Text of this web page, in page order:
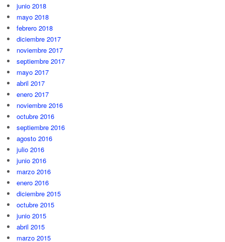
junio 2018
mayo 2018
febrero 2018
diciembre 2017
noviembre 2017
septiembre 2017
mayo 2017
abril 2017
enero 2017
noviembre 2016
octubre 2016
septiembre 2016
agosto 2016
julio 2016
junio 2016
marzo 2016
enero 2016
diciembre 2015
octubre 2015
junio 2015
abril 2015
marzo 2015